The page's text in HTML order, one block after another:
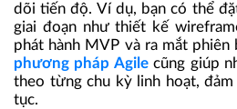
dõi tiến độ. Ví dụ, bạn có thể
giai đoạn như thiết kế
phát hành MVP và ra mắt phiên
phương pháp Agilecũng giúp
theo từng chu kỳ linh hoạt,
tục.